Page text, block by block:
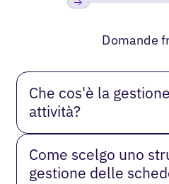
Domande
Che cos'è la
attività?
Come scelgo uno
gestione delle